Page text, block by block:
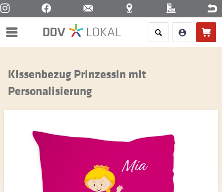
Menü
Kissenbezug Prinzessin mit
Personalisierung